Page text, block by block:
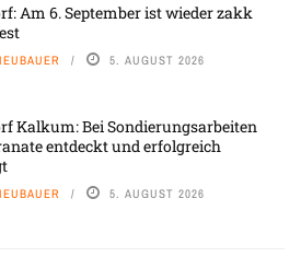
Am 6. September ist wieder zakk
5. AUGUST 2026
Kalkum: Bei Sondierungsarbeiten
entdeckt und erfolgreich
5. AUGUST 2026